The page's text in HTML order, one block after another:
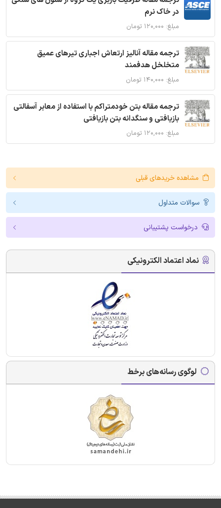
در خاک نرم
مبلغ: ۱۲۰,۰۰۰ تومان
ترجمه مقاله آنالیز ارتعاش اجباری تیرهای عمیق
متخلخل هدفمند
مبلغ: ۱۴۰,۰۰۰ تومان
ترجمه مقاله بتن خودمتراکم با استفاده از معابر آسفالتی
بازیافتی و سنگدانه بتن بازیافتی
مبلغ: ۱۲۰,۰۰۰ تومان
مشاهده خریدهای قبلی
سوالات متداول
درخواست پشتیبانی
نماد اعتماد الکترونیکی
لوگوی رسانه‌های برخط